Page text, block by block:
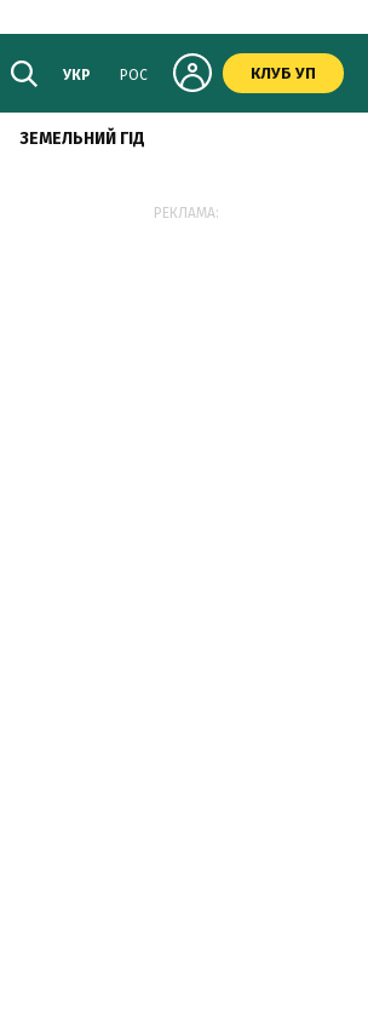
УКР РОС КЛУБ УП
ЗЕМЕЛЬНИЙ ГІД
РЕКЛАМА: